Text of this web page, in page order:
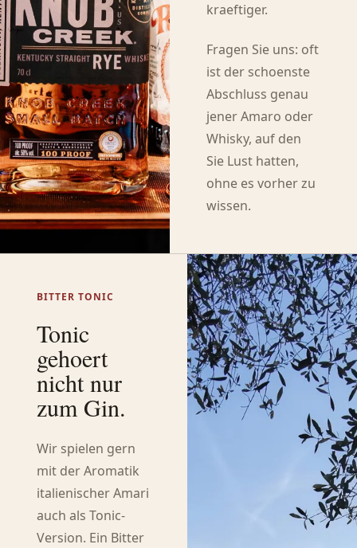
kraeftiger.
Fragen Sie uns: oft
ist der schoenste
Abschluss genau
jener Amaro oder
Whisky, auf den
Sie Lust hatten,
ohne es vorher zu
wissen.
BITTER TONIC
Tonic
gehoert
nicht nur
zum Gin.
Wir spielen gern
mit der Aromatik
italienischer Amari
auch als Tonic-
Version. Ein Bitter